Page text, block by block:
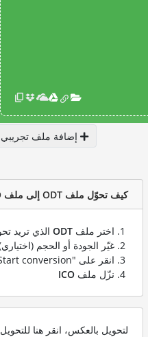
إضافة ملف تجريبي
كيف تحوّل ملف ODT إلى ملف ICO؟
اختر ملف ODT الذي تريد
غيّر الجودة أو الحجم
انقر على "Start conversion" لتحويل ملفك من
نزّل ملف ICO
لتحويل بالعكس، انقر هنا